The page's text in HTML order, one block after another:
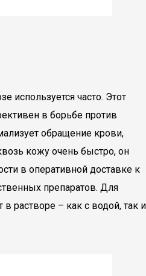
используется часто. Этот
в борьбе против
обращение крови,
кожу очень быстро, он
в оперативной доставке к
препаратов. Для
растворе – как с водой, так и